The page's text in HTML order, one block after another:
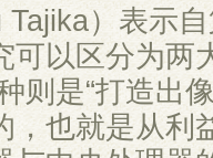
）表示
以区分为两
则是“打造出
，也就是从利